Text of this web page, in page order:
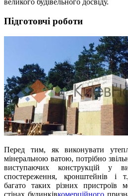
великого будівельного досвіду.
Підготовчі роботи
Перед тим, як виконувати
мінеральною ватою, потрібно
виступаючих конструкцій у
спостереження, кронштейнів і
багато таких різних пристроїв
стінах будинківкомерційного